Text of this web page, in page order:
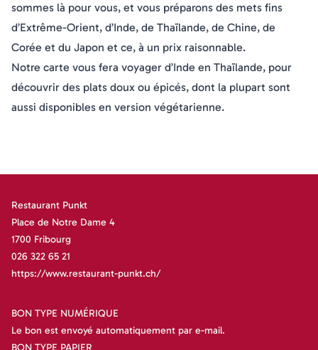
sommes là pour vous, et vous préparons des mets fins
d’Extrême-Orient, d’Inde, de Thaïlande, de Chine, de
Corée et du Japon et ce, à un prix raisonnable.
Notre carte vous fera voyager d’Inde en Thaïlande, pour
découvrir des plats doux ou épicés, dont la plupart sont
aussi disponibles en version végétarienne.
Restaurant Punkt
Place de Notre Dame 4
1700 Fribourg
026 322 65 21
https://www.restaurant-punkt.ch/
BON TYPE NUMÉRIQUE
Le bon est envoyé automatiquement par e-mail.